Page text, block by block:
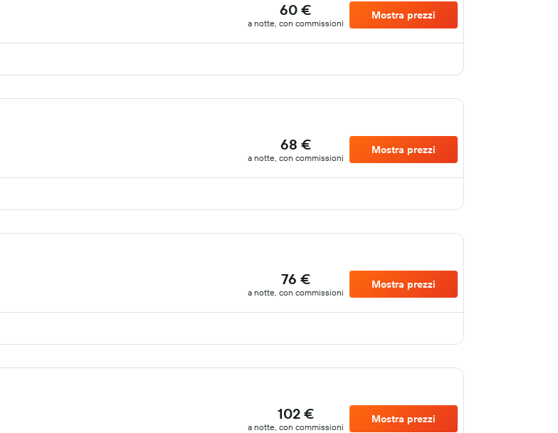
60 €
a notte, con commissioni
Mostra prezzi
68 €
a notte, con commissioni
Mostra prezzi
76 €
a notte, con commissioni
Mostra prezzi
102 €
a notte, con commissioni
Mostra prezzi